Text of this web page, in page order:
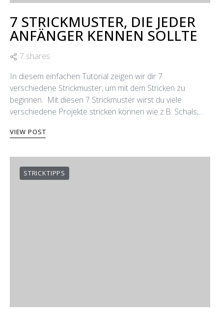
7 STRICKMUSTER, DIE JEDER
ANFÄNGER KENNEN SOLLTE
7 shares
In diesem einfachen Tutorial zeigen wir dir 7
verschiedene Strickmuster, um mit dem Stricken zu
beginnen. Mit diesen 7 Strickmuster wirst du viele
verschiedene Projekte stricken können wie z.B. Schals,…
VIEW POST
STRICKTIPPS